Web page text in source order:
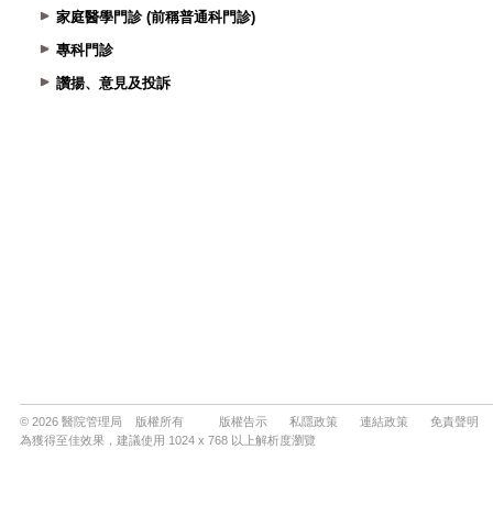
家庭醫學門診 (前稱普通科門診)
專科門診
讚揚、意見及投訴
© 2026 醫院管理局 版權所有 版權告示 私隱政策 連結政策
免責聲明
為獲得至佳效果，建議使用 1024 x 768 以上解析度瀏覽